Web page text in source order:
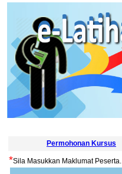
Permohonan Kursus
*Sila Masukkan Maklumat Peserta.